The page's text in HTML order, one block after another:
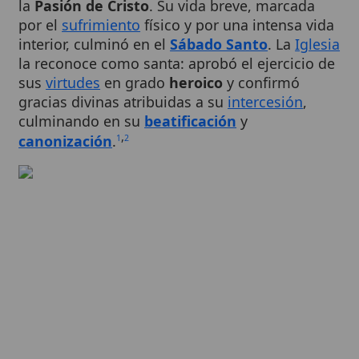
interior, culminó en el Sábado Santo. LaIglesia
la reconoce como santa: aprobó el ejercicio de
susvirtudesen grado heroicoy confirmó
gracias divinas atribuidas a suintercesión,
culminando en subeatificacióny
canonización. ,